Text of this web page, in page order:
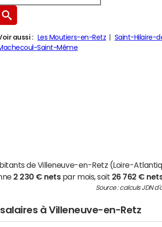
aussi : Les Moutiers-en-Retz Saint-Hilaire-
Saint-Même
de Villeneuve-en-Retz (Loire-
2 230 € netspar mois, soit 26 762 €
Source : calculs JDN
à Villeneuve-en-Retz